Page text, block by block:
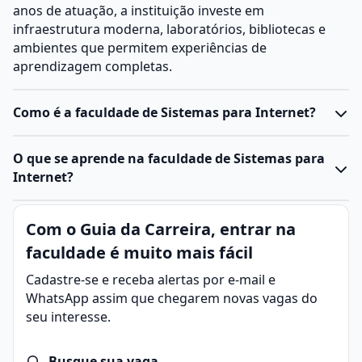
anos de atuação, a instituição investe em
infraestrutura moderna, laboratórios, bibliotecas e
ambientes que permitem experiências de
aprendizagem completas.
Como é a faculdade de Sistemas para Internet?
O curso de Sistemas para Internet pode ser
desenvolvido em nível técnico, com duração média de
dois anos. O objetivo, em ambas as modalidades, é
formar profissionais habilitados para o
desenvolvimento de aplicações web, desde a
de sistemas digitais.
O curso tecnológico é voltado para quem busca uma
opção de nível superior, ensinando sobre o
O que se aprende na faculdade de Sistemas para
Internet?
Sistemas para Internet é a área que desenvolve e
otimiza aplicações para a web. Suas práticas incluem a
programação de softwares, manutenção de banco de
dados, análises de segurança digital e criação de
soluções para empresas e consumidores.
O curso deSistemas para Internet
implementar soluções tecnológicas na internet. Ele
Com o Guia da Carreira, entrar na
faculdade é muito mais fácil
Cadastre-se e receba alertas por e-mail e
WhatsApp assim que chegarem novas vagas do
seu interesse.